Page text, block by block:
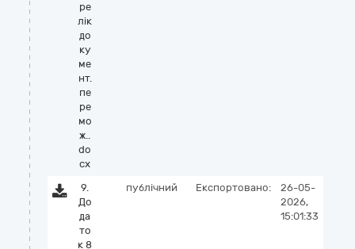
ре
лік
до
ку
ме
нт.
пе
ре
мо
ж..
do
cx
9.
До
да
то
к 8
публічний Експортовано:
26-05-
2026,
15:01:33